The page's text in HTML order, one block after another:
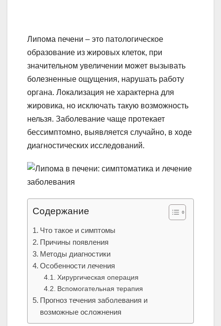
Липома печени – это патологическое
образование из жировых клеток, при
значительном увеличении может вызывать
болезненные ощущения, нарушать работу
органа. Локализация не характерна для
жировика, но исключать такую возможность
нельзя. Заболевание чаще протекает
бессимптомно, выявляется случайно, в ходе
диагностических исследований.
Содержание
Что такое и симптомы
Причины появления
Методы диагностики
Особенности лечения
Хирургическая операция
Вспомогательная терапия
Прогноз течения заболевания и
возможные осложнения